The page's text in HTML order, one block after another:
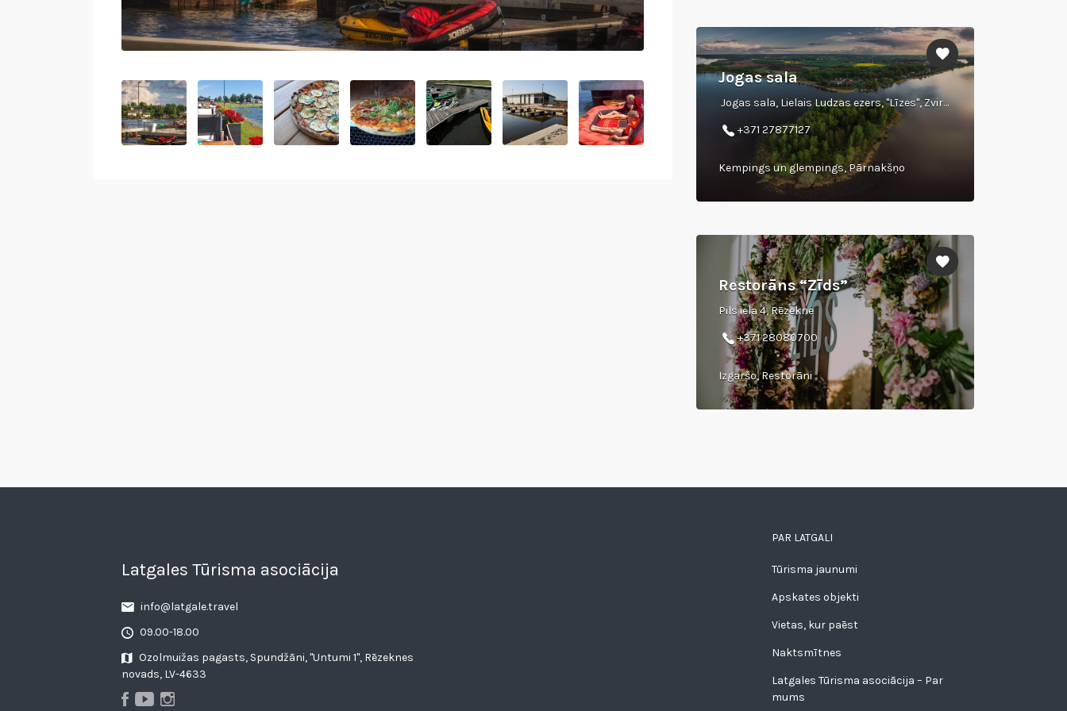
Jogas sala
Jogas sala, Lielais Ludzas ezers, "Līzes", Zvirgzdenes pagasts, Ludzas novads
+371 27877127
Kempings un glempings, Pārnakšņo
Restorāns “Zīds”
Pils iela 4, Rēzekne
+371 28080700
Izgaršo, Restorāni
Latgales Tūrisma asociācija
info@latgale.travel
09.00-18.00
Ozolmuižas pagasts, Spundžāni, "Untumi 1", Rēzeknes
novads, LV-4633
PAR LATGALI
Tūrisma jaunumi
Apskates objekti
Vietas, kur paēst
Naktsmītnes
Latgales Tūrisma asociācija – Par
mums